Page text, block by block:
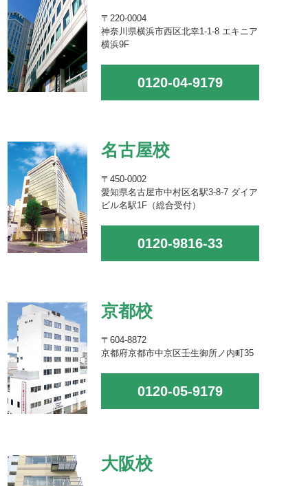
〒220-0004
神奈川県横浜市西区北幸1-1-8 エキニア
横浜9F
0120-04-9179
名古屋校
〒450-0002
愛知県名古屋市中村区名駅3-8-7 ダイア
ビル名駅1F（総合受付）
0120-9816-33
京都校
〒604-8872
京都府京都市中京区壬生御所ノ内町35
0120-05-9179
大阪校